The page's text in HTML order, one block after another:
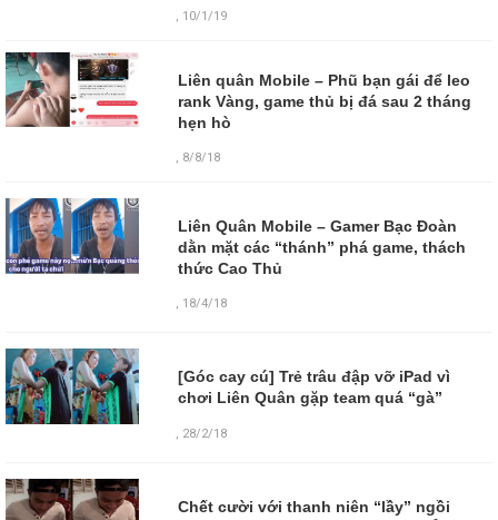
, 10/1/19
Liên quân Mobile – Phũ bạn gái để leo
rank Vàng, game thủ bị đá sau 2 tháng
hẹn hò
, 8/8/18
Liên Quân Mobile – Gamer Bạc Đoàn
dằn mặt các “thánh” phá game, thách
thức Cao Thủ
, 18/4/18
[Góc cay cú] Trẻ trâu đập vỡ iPad vì
chơi Liên Quân gặp team quá “gà”
28/2/18
Chết cười với thanh niên “lầy” ngồi